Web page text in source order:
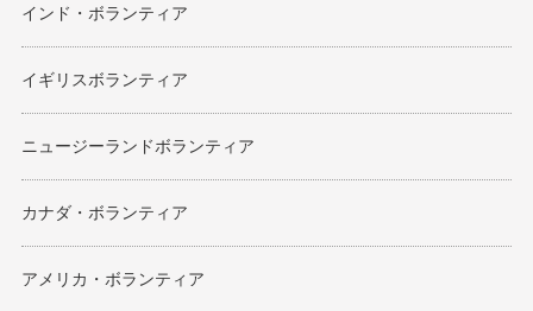
インド・ボランティア
イギリスボランティア
ニュージーランドボランティア
カナダ・ボランティア
アメリカ・ボランティア